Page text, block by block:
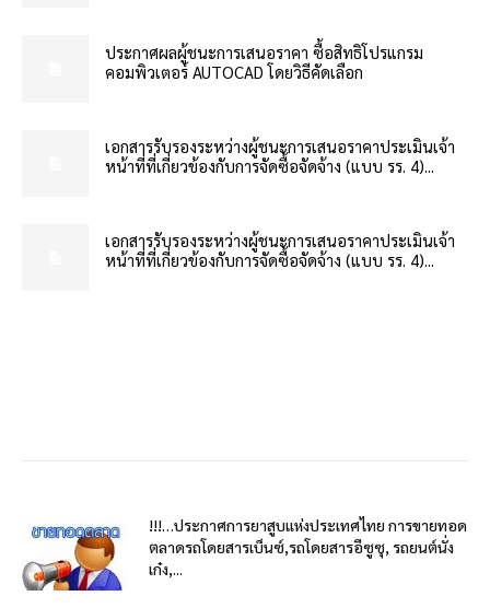
ประกาศผลผู้ชนะการเสนอราคา ซื้อสิทธิโปรแกรม
คอมพิวเตอร์ AUTOCAD โดยวิธีคัดเลือก
เอกสารรับรองระหว่างผู้ชนะการเสนอราคาประเมินเจ้า
หน้าที่ที่เกี่ยวข้องกับการจัดซื้อจัดจ้าง (แบบ รร. 4)...
เอกสารรับรองระหว่างผู้ชนะการเสนอราคาประเมินเจ้า
หน้าที่ที่เกี่ยวข้องกับการจัดซื้อจัดจ้าง (แบบ รร. 4)...
!!!…ประกาศการยาสูบแห่งประเทศไทย การขายทอด
ตลาดรถโดยสารเบ็นซ์,รถโดยสารอีซูซุ, รถยนต์นั่ง
เก๋ง,...